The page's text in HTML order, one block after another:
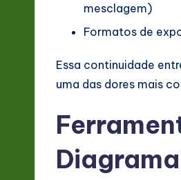
mesclagem)
Formatos de
Essa continuidade
uma das dores mais